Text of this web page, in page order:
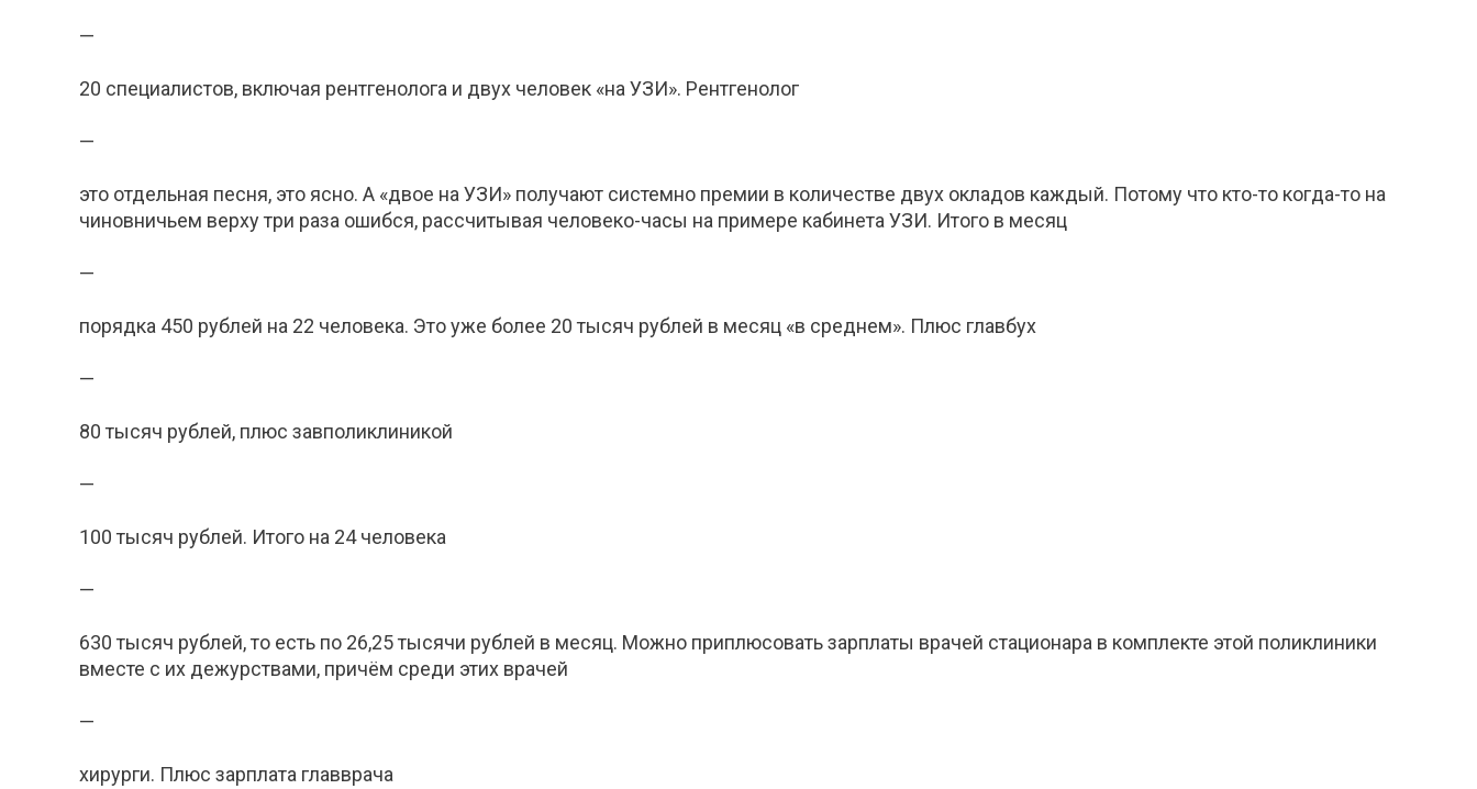
—
20 специалистов, включая рентгенолога и двух человек «на УЗИ». Рентгенолог
—
это отдельная песня, это ясно. А «двое на УЗИ» получают системно премии в количестве двух окладов каждый. Потому что кто-то когда-то на
чиновничьем верху три раза ошибся, рассчитывая человеко-часы на примере кабинета УЗИ. Итого в месяц
—
порядка 450 рублей на 22 человека. Это уже более 20 тысяч рублей в месяц «в среднем». Плюс главбух
—
80 тысяч рублей, плюс завполиклиникой
—
100 тысяч рублей. Итого на 24 человека
—
630 тысяч рублей, то есть по 26,25 тысячи рублей в месяц. Можно приплюсовать зарплаты врачей стационара в комплекте этой поликлиники
вместе с их дежурствами, причём среди этих врачей
—
хирурги. Плюс зарплата главврача